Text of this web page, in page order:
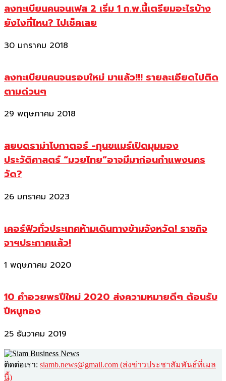
ลงทะเบียนคนจนเฟส 2 เริ่ม 1 ก.พ.นี้เตรียมอะไรบ้าง
ยังไงที่ไหน? ไปเช็คเลย
30 มกราคม 2018
ลงทะเบียนคนจนรอบใหม่ มาแล้ว!!! รายละเอียดไปติด
ตามด่วนๆ
29 พฤษภาคม 2018
สยบดราม่าโบกาตอร์ -กุนขแมร์เปิดมุมมอง
ประวัติศาสตร์ “มวยไทย”อาจมีมาก่อนกำแพงนคร
วัด?
26 มกราคม 2023
เคอร์ฟิวทั่วประเทศห้ามเดินทางข้ามจังหวัด! ราชกิจ
จาฯประกาศแล้ว!
1 พฤษภาคม 2020
10 คำอวยพรปีใหม่ 2020 ส่งความหมายดีๆ ต้อนรับ
ปีหนูทอง
25 ธันวาคม 2019
ติดต่อเรา: siamb.news@gmail.com (ส่งข่าวประชาสัมพันธ์ที่เมล
นี้)